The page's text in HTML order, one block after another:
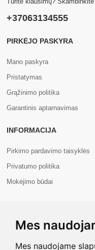
Mes
Mes naudojame
+37063134555
PIRKĖJO PASKYRA
Mano paskyra
Pristatymas
Grąžinimo politika
Garantinis aptarnavimas
INFORMACIJA
Pirkimo pardavimo taisyklės
Privatumo politika
Mokėjimo būdai
Apie mus